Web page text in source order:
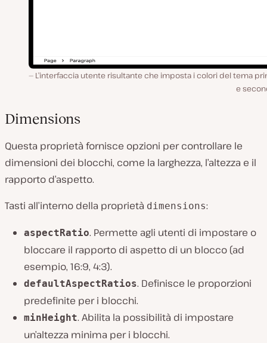
L’interfaccia utente risultante che imposta i colori del tema
e
Dimensions
Questa proprietà fornisce opzioni per controllare le
dimensioni dei blocchi, come la larghezza, l’altezza e il
rapporto d’aspetto.
Tasti all’interno della proprietà dimensions:
aspectRatio. Permette agli utenti di impostare o
bloccare il rapporto di aspetto di un blocco (ad
esempio, 16:9, 4:3).
defaultAspectRatios. Definisce le proporzioni
predefinite per i blocchi.
minHeight. Abilita la possibilità di impostare
un’altezza minima per i blocchi.